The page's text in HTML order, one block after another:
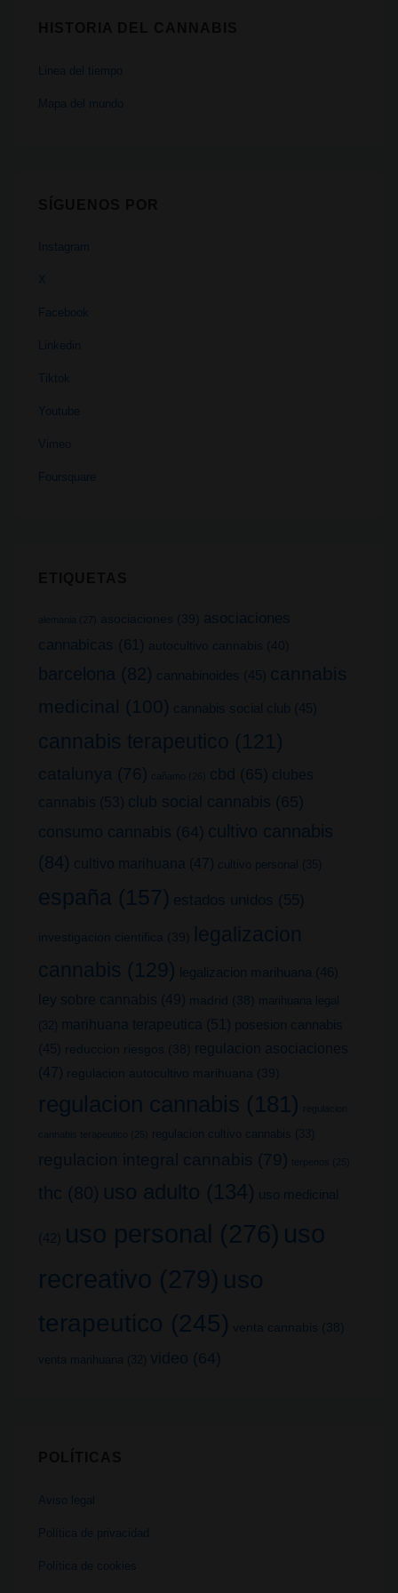
Linea del tiempo
Mapa del mundo
Instagram
X
Facebook
Linkedin
Tiktok
Youtube
Vimeo
Foursquare
alemania (27) asociaciones (39)
asociaciones
cannabicas (61) autocultivo cannabis (40)
barcelona (82) cannabinoides (45) cannabis
medicinal (100) cannabis social club (45)
cannabis terapeutico (121)
catalunya (76) cañamo (26) cbd (65) clubes
cannabis (53) club social cannabis (65)
consumo cannabis (64) cultivo cannabis
(84) cultivo marihuana (47) cultivo personal (35)
españa (157) estados unidos (55)
investigacion cientifica (39)
legalizacion
cannabis (129) legalizacion marihuana (46)
ley sobre cannabis (49) madrid (38)
marihuana legal
(32)
marihuana terapeutica (51) posesion cannabis
(45) reduccion riesgos (38)
regulacion asociaciones
(47) regulacion autocultivo marihuana (39)
regulacion cannabis (181) regulacion
cannabis terapeutico (25) regulacion cultivo cannabis (33)
regulacion integral cannabis (79) terpenos (25)
thc (80) uso adulto (134) uso medicinal
(42) uso personal (276) uso
recreativo (279) uso
terapeutico (245) venta cannabis (38)
venta marihuana (32) video (64)
Aviso legal
Política de privacidad
Política de cookies